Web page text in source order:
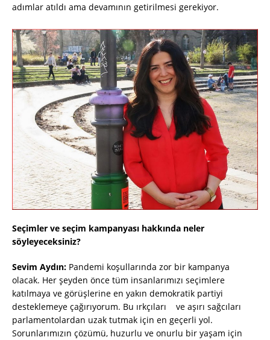
adımlar atıldı ama devamının getirilmesi gerekiyor.
Seçimler ve seçim kampanyası hakkında neler
söyleyeceksiniz?
Sevim Aydın: Pandemi koşullarında zor bir kampanya
olacak. Her şeyden önce tüm insanlarımızı seçimlere
katılmaya ve görüşlerine en yakın demokratik partiyi
desteklemeye çağırıyorum. Bu ırkçıları ve aşırı sağcıları
parlamentolardan uzak tutmak için en geçerli yol.
Sorunlarımızın çözümü, huzurlu ve onurlu bir yaşam için